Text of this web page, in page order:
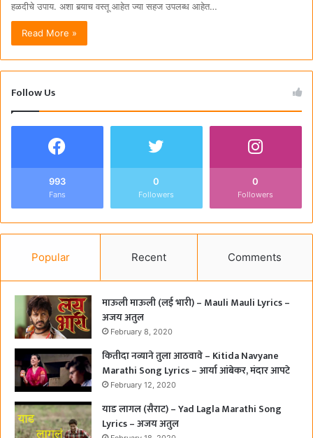
हळदीचे उपाय. अशा बर्‍याच वस्तू आहेत ज्या सहज उपलब्ध आहेत…
Read More »
Follow Us
993
Fans
0
Followers
0
Followers
Popular Recent Comments
माऊली माऊली (लई भारी) – Mauli Mauli Lyrics –
अजय अतुल
February 8, 2020
कितीदा नव्याने तुला आठवावे – Kitida Navyane
Marathi Song Lyrics – आर्या आंबेकर, मंदार आपटे
February 12, 2020
याड लागल (सैराट) – Yad Lagla Marathi Song
Lyrics – अजय अतुल